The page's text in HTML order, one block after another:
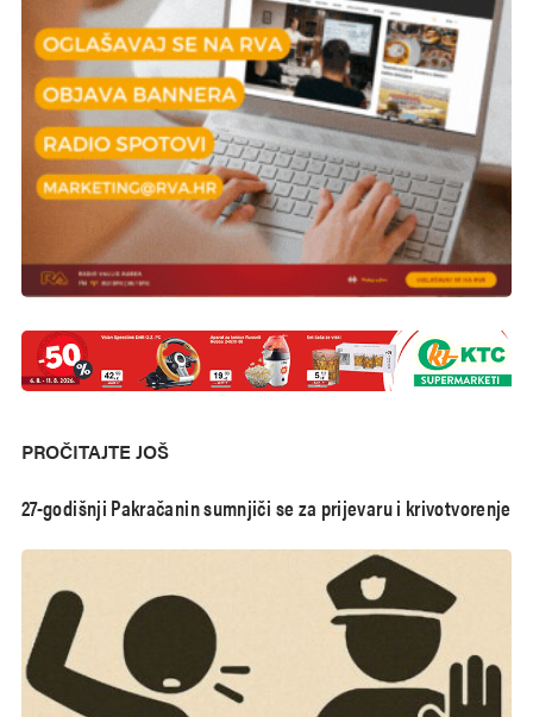
PROČITAJTE JOŠ
27-godišnji Pakračanin sumnjiči se za prijevaru i krivotvorenje